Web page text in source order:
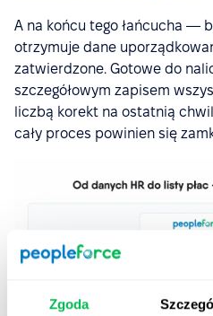
Zgoda
A na końcu tego łańcucha —
otrzymuje dane
zatwierdzone. Gotowe do
szczegółowym zapisem
liczbą korekt na ostatnią
cały proces powinien się